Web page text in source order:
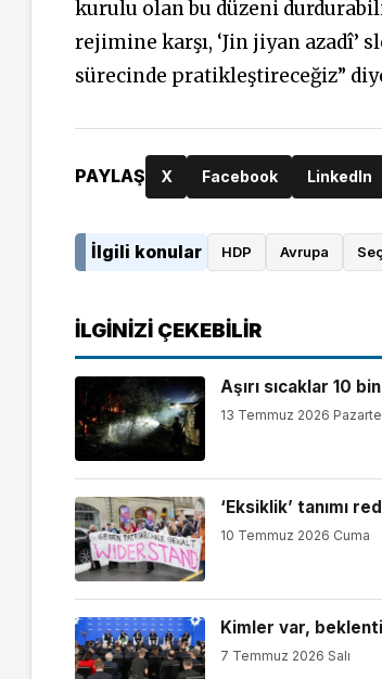
kurulu olan bu düzeni
rejimine karşı, ‘Jin jiyan azadî’
sürecinde pratikleştireceğiz”
PAYLAŞ X Facebook LinkedIn
İlgili konular HDP Avrupa
İLGINIZI ÇEKEBILIR
Aşırı sıcaklar 10
13 Temmuz 2026
‘Eksiklik’ tanımı
10 Temmuz 2026 Cuma
Kimler var,
7 Temmuz 2026 Salı